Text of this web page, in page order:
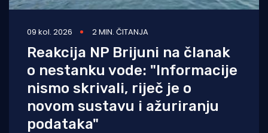
09 kol. 2026 2 MIN. ČITANJA
Reakcija NP Brijuni na članak
o nestanku vode: "Informacije
nismo skrivali, riječ je o
novom sustavu i ažuriranju
podataka"